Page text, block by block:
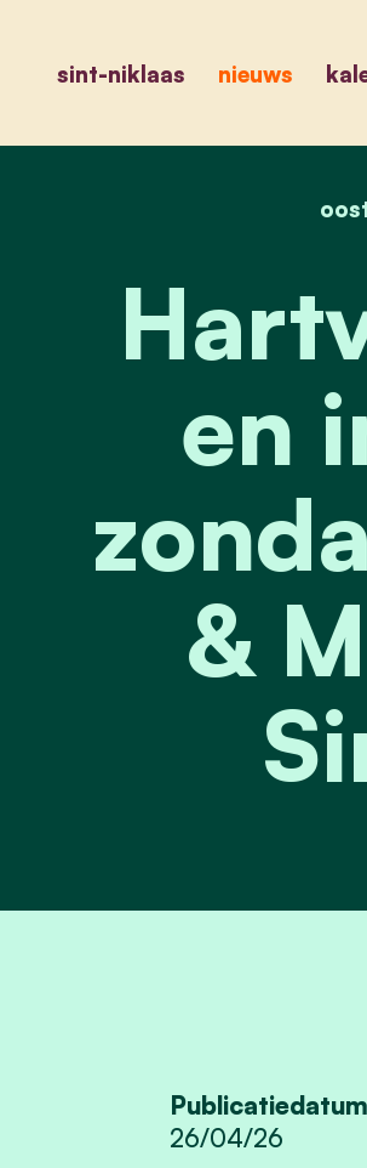
sint-niklaas nieuws
en
&
Publicatiedatum
26/04/26